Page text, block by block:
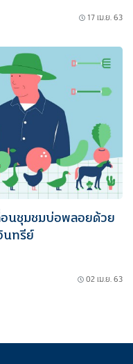
17 เม.ย. 63
อนชุมชมบ่อพลอยด้วย
นทรีย์
02 เม.ย. 63